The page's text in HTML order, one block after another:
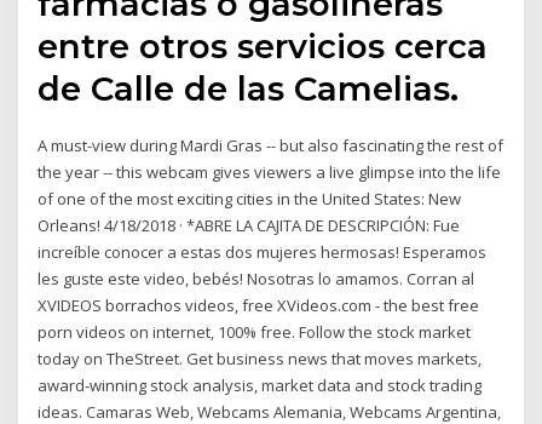
entre otros servicios cerca
de Calle de las Camelias.
A must-view during Mardi Gras -- but also fascinating the rest of
the year -- this webcam gives viewers a live glimpse into the life
of one of the most exciting cities in the United States: New
Orleans! 4/18/2018 · *ABRE LA CAJITA DE DESCRIPCIÓN: Fue
increíble conocer a estas dos mujeres hermosas! Esperamos
les guste este video, bebés! Nosotras lo amamos. Corran al
XVIDEOS borrachos videos, free XVideos.com - the best free
porn videos on internet, 100% free. Follow the stock market
today on TheStreet. Get business news that moves markets,
award-winning stock analysis, market data and stock trading
ideas. Camaras Web, Webcams Alemania, Webcams Argentina,